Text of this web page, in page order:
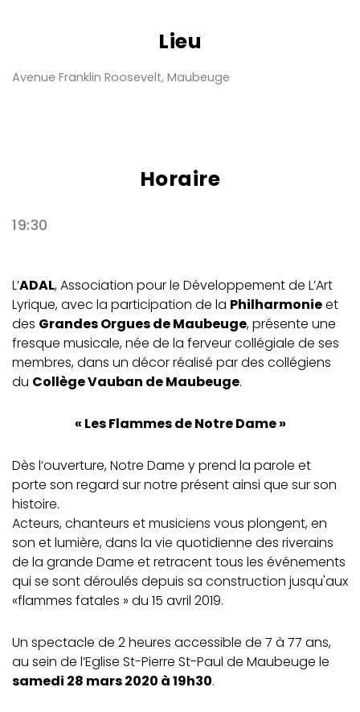
Lieu
Avenue Franklin Roosevelt, Maubeuge
Horaire
19:30
L’ADAL, Association pour le Développement de L’Art
Lyrique, avec la participation de la Philharmonieet
des Grandes Orgues de Maubeuge, présente une
fresque musicale, née de la ferveur collégiale de ses
membres, dans un décor réalisé par des collégiens
du Collège Vauban de Maubeuge.
« Les Flammes de Notre Dame »
Dès l’ouverture, Notre Dame y prend la parole et
porte son regard sur notre présent ainsi que sur son
histoire.
Acteurs, chanteurs et musiciens vous plongent, en
son et lumière, dans la vie quotidienne des riverains
de la grande Dame et retracent tous les événements
qui se sont déroulés depuis sa construction jusqu'aux
«flammes fatales » du 15 avril 2019.
Un spectacle de 2 heures accessible de 7 à 77 ans,
au sein de l’Eglise St-Pierre St-Paul de Maubeuge le
samedi 28 mars 2020 à 19h30.